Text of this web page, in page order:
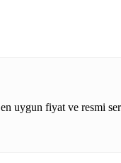
uygun fiyat ve resmi